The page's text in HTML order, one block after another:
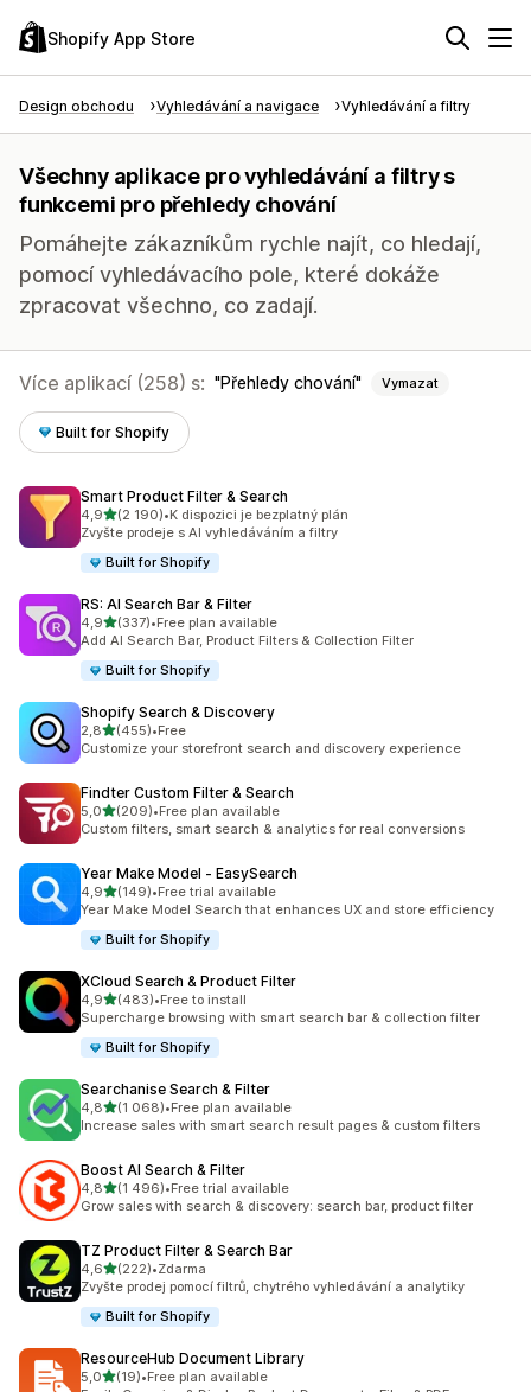
Shopify App Store
Design obchodu Vyhledávání a navigace Vyhledávání a filtry
Všechny aplikace pro vyhledávání a filtry s
funkcemi pro přehledy chování
Pomáhejte zákazníkům rychle najít, co hledají,
pomocí vyhledávacího pole, které dokáže
zpracovat všechno, co zadají.
Více aplikací (258) s: Přehledy chování Vymazat
Built for Shopify
Smart Product Filter & Search
4,9z 5 hvězd
(2 190)
Celkový počet recenzí: 2190
•K dispozici je bezplatný plán
Zvyšte prodeje s AI vyhledáváním a filtry
Built for Shopify
RS: AI Search Bar & Filter
4,9z 5 hvězd
(337)
Celkový počet recenzí: 337
•Free plan available
Add AI Search Bar, Product Filters & Collection Filter
Built for Shopify
Shopify Search & Discovery
2,8z 5 hvězd
(455)
Celkový počet recenzí: 455
•Free
Customize your storefront search and discovery experience
Findter Custom Filter & Search
5,0z 5 hvězd
(209)
Celkový počet recenzí: 209
•Free plan available
Custom filters, smart search & analytics for real conversions
Year Make Model ‑ EasySearch
4,9z 5 hvězd
(149)
Celkový počet recenzí: 149
•Free trial available
Year Make Model Search that enhances UX and store efficiency
Built for Shopify
XCloud Search & Product Filter
4,9z 5 hvězd
(483)
Celkový počet recenzí: 483
•Free to install
Supercharge browsing with smart search bar & collection filter
Built for Shopify
Searchanise Search & Filter
4,8z 5 hvězd
(1 068)
Celkový počet recenzí: 1068
•Free plan available
Increase sales with smart search result pages & custom filters
Boost AI Search & Filter
4,8z 5 hvězd
(1 496)
Celkový počet recenzí: 1496
•Free trial available
Grow sales with search & discovery: search bar, product filter
TZ Product Filter & Search Bar
4,6z 5 hvězd
(222)
Celkový počet recenzí: 222
•Zdarma
Zvyšte prodej pomocí filtrů, chytrého vyhledávání a analytiky
Built for Shopify
ResourceHub Document Library
5,0z 5 hvězd
(19)
Celkový počet recenzí: 19
•Free plan available